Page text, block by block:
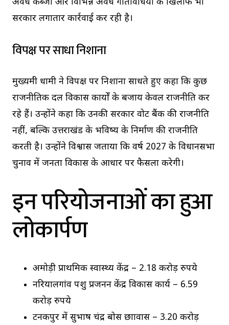
सरकार लगातार कार्रवाई कर रही है।
विपक्ष पर साधा निशाना
मुख्यमंत्री धामी ने विपक्ष पर निशाना साधते हुए कहा कि कुछ
राजनीतिक दल विकास कार्यों के बजाय केवल राजनीति कर
रहे हैं। उन्होंने कहा कि उनकी सरकार वोट बैंक की राजनीति
नहीं, बल्कि उत्तराखंड के भविष्य के निर्माण की राजनीति
करती है। उन्होंने विश्वास जताया कि वर्ष 2027 के विधानसभा
चुनाव में जनता विकास के आधार पर फैसला करेगी।
इन परियोजनाओं का हुआ
लोकार्पण
अमोड़ी प्राथमिक स्वास्थ्य केंद्र – 2.18 करोड़ रुपये
नरियालगांव पशु प्रजनन केंद्र विकास कार्य – 6.59
करोड़ रुपये
टनकपुर में सुभाष चंद्र बोस छात्रावास – 3.20 करोड़